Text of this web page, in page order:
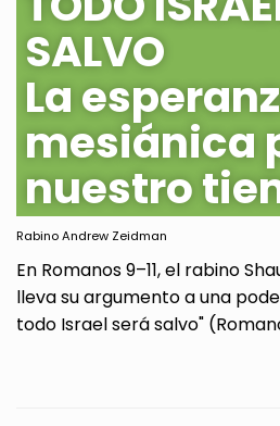
SALVO
La
mesiánica
nuestro
Rabino Andrew Zeidman
En Romanos 9–11, el rabino
lleva su argumento a una
todo Israel será salvo"